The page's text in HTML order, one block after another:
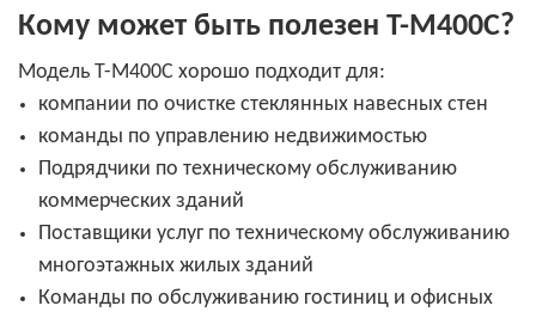
Кому может быть полезен T-M400C?
Модель T-M400C хорошо подходит для:
компании по очистке стеклянных навесных стен
команды по управлению недвижимостью
Подрядчики по техническому обслуживанию
коммерческих зданий
Поставщики услуг по техническому обслуживанию
многоэтажных жилых зданий
Команды по обслуживанию гостиниц и офисных